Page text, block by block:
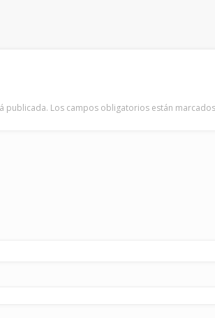
publicada. Los campos obligatorios están